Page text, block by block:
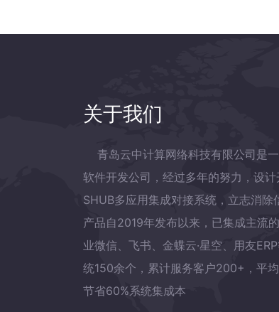
关于我们
青岛云中计算网络科技有限公司是
软件开发公司，经过多年的努力，设计
SHUB多应用集成对接系统，立志消除
产品自2019年发布以来，已集成主流
业微信、飞书、金蝶云·星空、用友
统150余个，累计服务客户200+，平
节省60%系统集成本